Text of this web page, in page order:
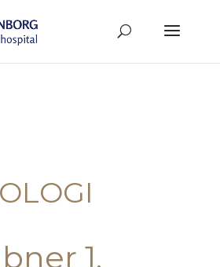
1.